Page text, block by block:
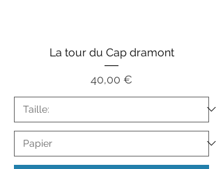
La tour du Cap dramont
Prix
40,00 €